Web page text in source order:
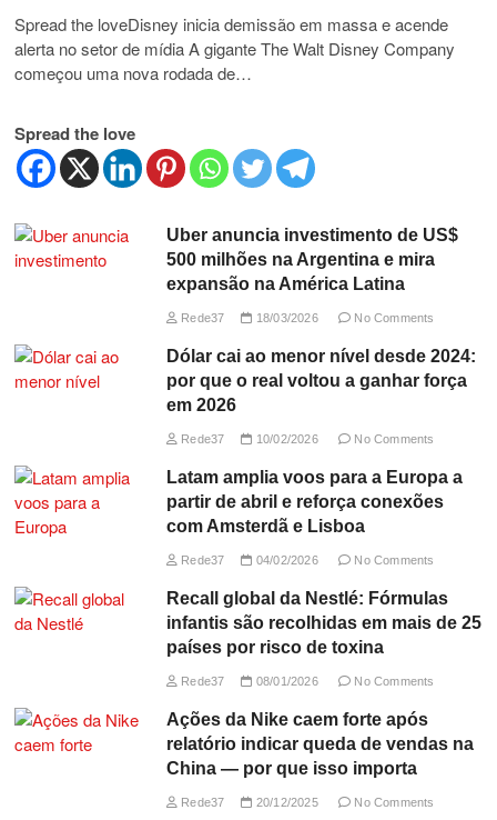
Spread the loveDisney inicia demissão em massa e acende
alerta no setor de mídia A gigante The Walt Disney Company
começou uma nova rodada de…
Spread the love
Uber anuncia investimento de US$
500 milhões na Argentina e mira
expansão na América Latina
Rede37 18/03/2026 No Comments
Dólar cai ao menor nível desde 2024:
por que o real voltou a ganhar força
em 2026
Rede37 10/02/2026 No Comments
Latam amplia voos para a Europa a
partir de abril e reforça conexões
com Amsterdã e Lisboa
Rede37 04/02/2026 No Comments
Recall global da Nestlé: Fórmulas
infantis são recolhidas em mais de 25
países por risco de toxina
Rede37 08/01/2026 No Comments
Ações da Nike caem forte após
relatório indicar queda de vendas na
China — por que isso importa
Rede37 20/12/2025 No Comments